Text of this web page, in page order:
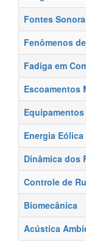
Fontes
Fenômenos
Fadiga em
Escoamentos
Energia Eólica
Dinâmica dos
Controle de
Biomecânica
Acústica